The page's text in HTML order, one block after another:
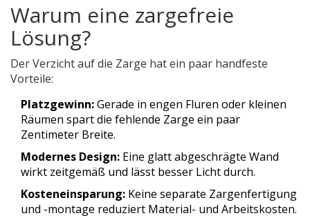
Warum eine zargefreie
Lösung?
Der Verzicht auf die Zarge hat ein paar handfeste
Vorteile:
Platzgewinn:Gerade in engen Fluren oder kleinen
Räumen spart die fehlende Zarge ein paar
Zentimeter Breite.
Modernes Design: Eine glatt abgeschrägte Wand
wirkt zeitgemäß und lässt besser Licht durch.
Kosteneinsparung: Keine separate Zargenfertigung
und -montage reduziert Material- und Arbeitskosten.